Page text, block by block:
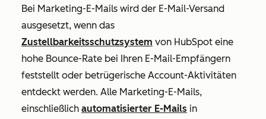
Bei Marketing-E-Mails wird der E-Mail-Versand
ausgesetzt, wenn das
Zustellbarkeitsschutzsystem von HubSpot eine
hohe Bounce-Rate bei Ihren E-Mail-Empfängern
feststellt oder betrügerische Account-Aktivitäten
entdeckt werden. Alle Marketing-E-Mails,
einschließlich automatisierter E-Mails in